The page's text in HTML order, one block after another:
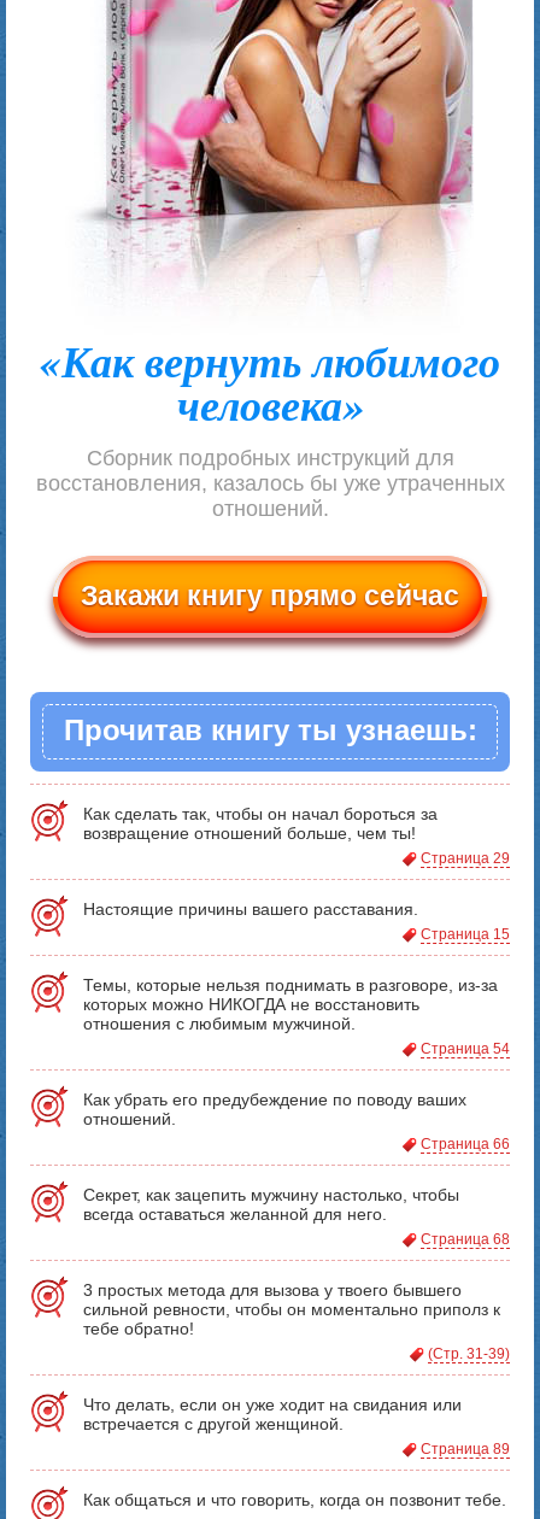
«Как вернуть любимого
человека»
Сборник подробных инструкций для
восстановления, казалось бы уже утраченных
отношений.
Закажи книгу прямо сейчас
Прочитав книгу ты узнаешь:
Как сделать так, чтобы он начал бороться за
возвращение отношений больше, чем ты!
Страница 29
Настоящие причины вашего расставания.
Страница 15
Темы, которые нельзя поднимать в разговоре, из-за
которых можно НИКОГДА не восстановить
отношения с любимым мужчиной.
Страница 54
Как убрать его предубеждение по поводу ваших
отношений.
Страница 66
Секрет, как зацепить мужчину настолько, чтобы
всегда оставаться желанной для него.
Страница 68
3 простых метода для вызова у твоего бывшего
сильной ревности, чтобы он моментально приполз к
тебе обратно!
(Стр. 31-39)
Что делать, если он уже ходит на свидания или
встречается с другой женщиной.
Страница 89
Как общаться и что говорить, когда он позвонит тебе.